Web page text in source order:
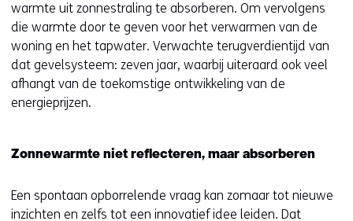
warmte uit zonnestraling te absorberen. Om vervolgens
die warmte door te geven voor het verwarmen van de
woning en het tapwater. Verwachte terugverdientijd van
dat gevelsysteem: zeven jaar, waarbij uiteraard ook veel
afhangt van de toekomstige ontwikkeling van de
energieprijzen.
Zonnewarmte niet reflecteren, maar absorberen
Een spontaan opborrelende vraag kan zomaar tot nieuwe
inzichten en zelfs tot een innovatief idee leiden. Dat